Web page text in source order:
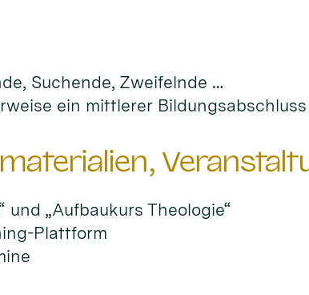
Suchende, Zweifelnde …
ein mittlerer Bildungsabschluss
und „Aufbaukurs Theologie“
Plattform